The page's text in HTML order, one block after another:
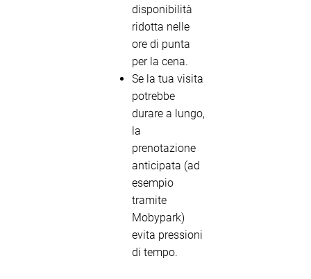
disponibilità
ridotta nelle
ore di punta
per la cena.
Se la tua visita
potrebbe
durare a lungo,
la
prenotazione
anticipata (ad
esempio
tramite
Mobypark)
evita pressioni
di tempo.